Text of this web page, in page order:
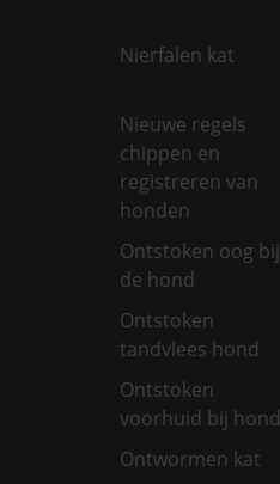
Nierfalen kat
Nieuwe regels
chippen en
registreren van
honden
Ontstoken oog bij
de hond
Ontstoken
tandvlees hond
Ontstoken
voorhuid bij hond
Ontwormen kat